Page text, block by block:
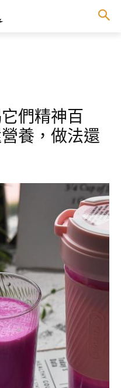
們精神百
養，做法還